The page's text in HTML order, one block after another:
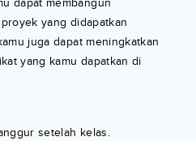
dapat membangun
yang didapatkan
juga dapat meningkatkan
yang kamu dapatkan di
setelah kelas.